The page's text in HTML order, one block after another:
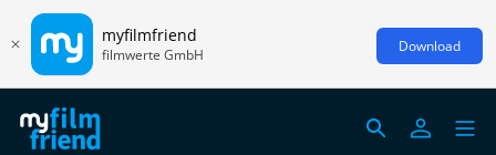
myfilmfriend
filmwerte GmbH Download